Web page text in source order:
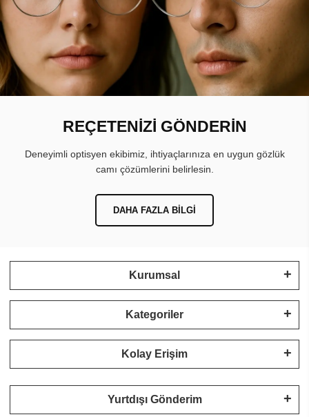
REÇETENİZİ GÖNDERİN
Deneyimli optisyen ekibimiz, ihtiyaçlarınıza en uygun gözlük
camı çözümlerini belirlesin.
DAHA FAZLA BILGI
Kurumsal
Kategoriler
Kolay Erişim
Yurtdışı Gönderim